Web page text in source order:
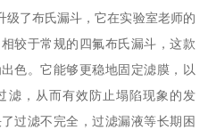
了布氏漏斗，它在实验室老师的
较于常规的四氟布氏漏斗，这款
色。它能够更稳地固定滤膜，以
滤，从而有效防止塌陷现象的发
过滤不完全，过滤漏液等长期困